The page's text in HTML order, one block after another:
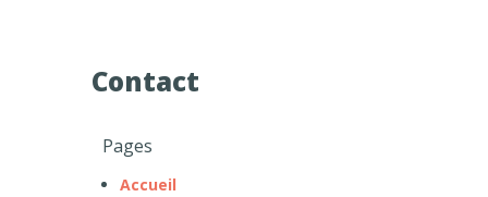
Contact
Pages
Accueil